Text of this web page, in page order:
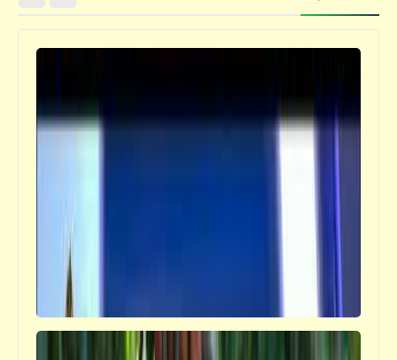
فيدراديو
"عمر بن عبد العزيز" خامس الخلفاء الراشدين